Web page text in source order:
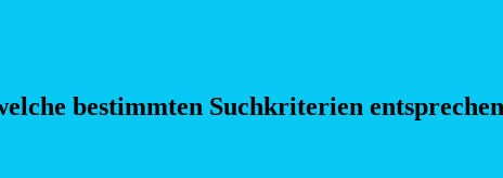
bestimmten Suchkriterien entsprechen